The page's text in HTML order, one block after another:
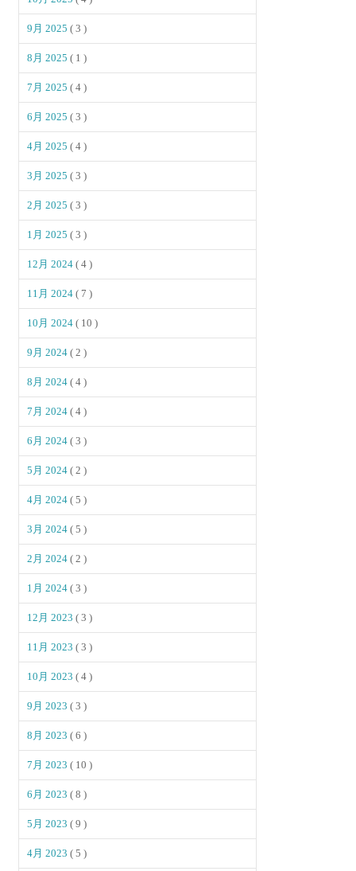
9月 2025( 3 )
8月 2025( 1 )
7月 2025( 4 )
6月 2025( 3 )
4月 2025( 4 )
3月 2025( 3 )
2月 2025( 3 )
1月 2025( 3 )
12月 2024( 4 )
11月 2024( 7 )
10月 2024( 10 )
9月 2024( 2 )
8月 2024( 4 )
7月 2024( 4 )
6月 2024( 3 )
5月 2024( 2 )
4月 2024( 5 )
3月 2024( 5 )
2月 2024( 2 )
1月 2024( 3 )
12月 2023( 3 )
11月 2023( 3 )
10月 2023( 4 )
9月 2023( 3 )
8月 2023( 6 )
7月 2023( 10 )
6月 2023( 8 )
5月 2023( 9 )
4月 2023( 5 )